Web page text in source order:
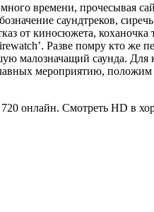
времени, прочесывая
саундтреков,
от киносюжета, коханочка
Разве помру кто же
малозначащий саунда.
мероприятию,
онлайн. Смотреть HD в